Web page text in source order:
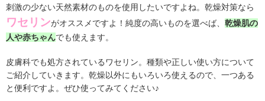
刺激の少ない天然素材のものを使用したいですよね。乾燥対策なら
ワセリンがオススメですよ！純度の高いものを選べば、 乾燥肌の
人や赤ちゃんでも使えます。
皮膚科でも処方されているワセリン。種類や正しい使い方について
ご紹介していきます。乾燥以外にもいろいろ使えるので、一つある
と便利ですよ。ぜひ使ってみてください♪